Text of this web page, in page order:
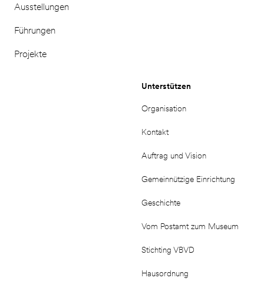
Ausstellungen
Führungen
Projekte
Unterstützen
Organisation
Kontakt
Auftrag und Vision
Gemeinnützige Einrichtung
Geschichte
Vom Postamt zum Museum
Stichting VBVD
Hausordnung